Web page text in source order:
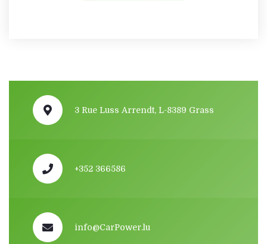
3 Rue Luss Arrendt, L-8389 Grass
+352 366586
info@CarPower.lu